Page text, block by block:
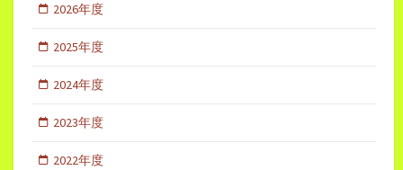
2026年度
2025年度
2024年度
2023年度
2022年度